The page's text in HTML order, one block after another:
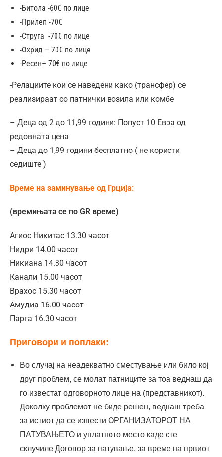
-Битола -60€ по лице
-Прилеп -70€
-Струга -70€ по лице
-Охрид – 70€ по лице
-Ресен– 70€ по лице
-Релациите кои се наведени како (трансфер) се
реализираат со патнички возила или комбe
– Деца од 2 до 11,99 години: Попуст 10 Евра од
редовната цена
– Деца до 1,99 години бесплатно ( не користи
седиште )
Време на заминување од Грција:
(времињата се по GR време)
Агиос Никитас 13.30 часот
Нидри 14.00 часот
Никиана 14.30 часот
Канали 15.00 часот
Врахос 15.30 часот
Амудиа 16.00 часот
Парга 16.30 часот
Приговори и поплаки:
Во случај на неадекватно сместување или било кој
друг проблем, се молат патниците за тоа веднаш да
го известат одговорното лице на (представникот).
Доколку проблемот не биде решен, веднаш треба
за истиот да се извести ОРГАНИЗАТОРОТ НА
ПАТУВАЊЕТО и уплатното место каде сте
склучиле Договор за патување, за време на првиот